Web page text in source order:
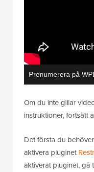
Prenumerera på
Om du inte gillar
instruktioner, fortsätt
Det första du
aktivera pluginet
aktiverat pluginet, gå